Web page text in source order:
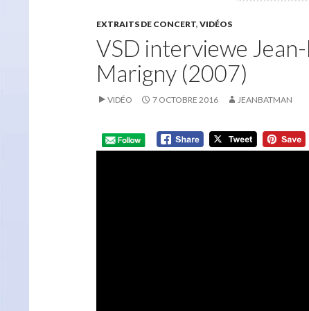
EXTRAITS DE CONCERT, VIDÉOS
VSD interviewe
Marigny (2007)
VIDÉO 7 OCTOBRE 2016 JEANBATMAN